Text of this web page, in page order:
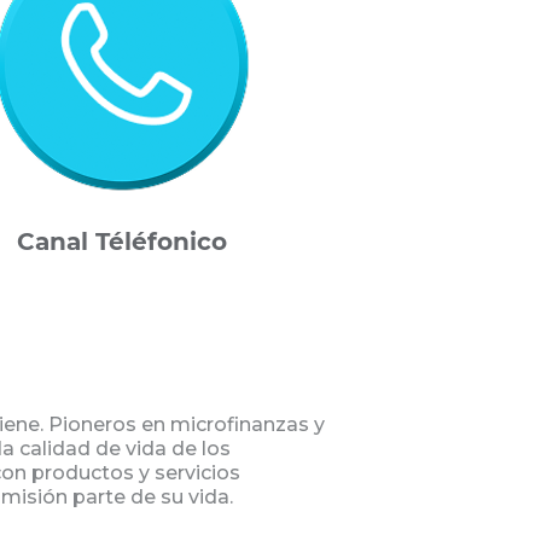
Canal Téléfonico
Pioneros en microfinanzas y
calidad de vida de los
productos y servicios
parte de su vida.